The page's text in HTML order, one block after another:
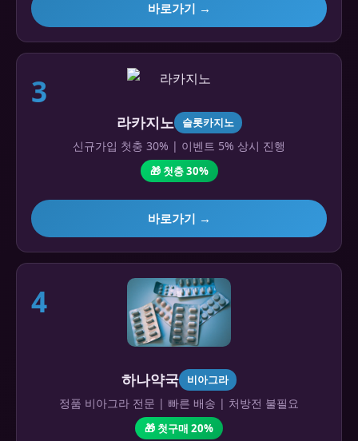
바로가기 →
3
라카지노 슬롯카지노
신규가입 첫충 30% | 이벤트 5% 상시 진행
🎁 첫충 30%
바로가기 →
4
하나약국 비아그라
정품 비아그라 전문 | 빠른 배송 | 처방전 불필요
🎁 첫구매 20%